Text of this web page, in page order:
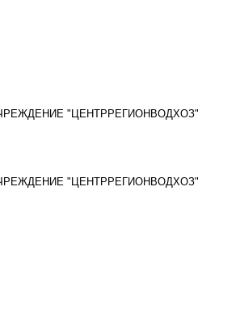
"ЦЕНТРРЕГИОНВОДХОЗ"
"ЦЕНТРРЕГИОНВОДХОЗ"